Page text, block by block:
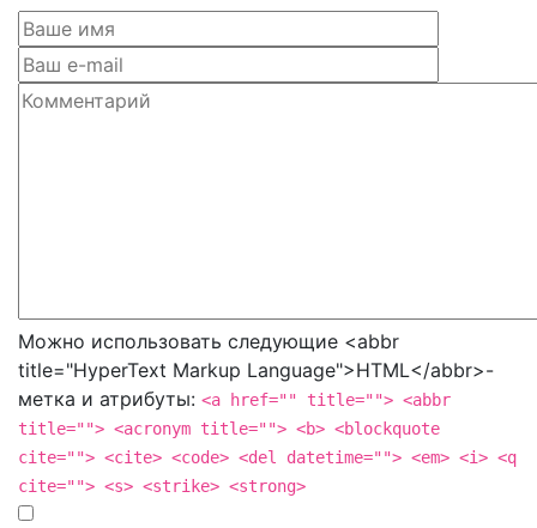
Можно использовать следующие <abbr
title="HyperText Markup Language">HTML</abbr>-
метка и атрибуты: <a href="" title=""> <abbr
title=""> <acronym title=""> <b> <blockquote
cite=""> <cite> <code> <del datetime=""> <em> <i> <q
cite=""> <s> <strike> <strong>